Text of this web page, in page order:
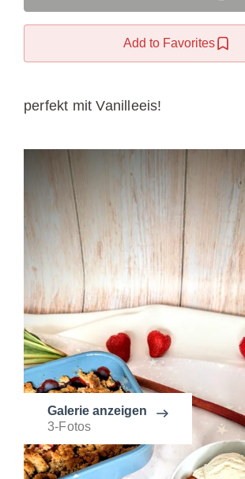
Add to Favorites
perfekt mit Vanilleeis!
Galerie anzeigen
3-Fotos